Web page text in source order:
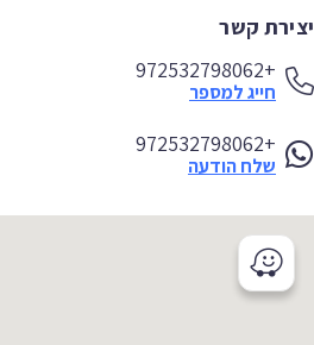
יצירת קשר
+972532798062
חייג למספר
+972532798062
שלח הודעה